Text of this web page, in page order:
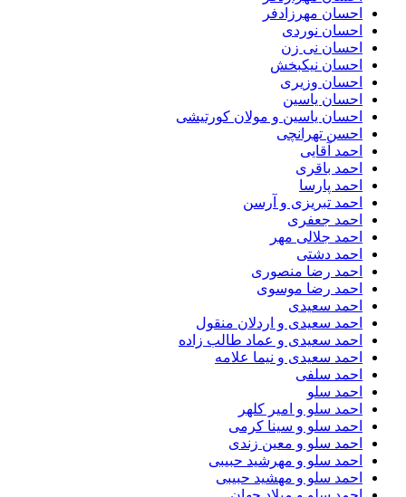
احسان مهرزادفر
احسان نوردی
احسان نی زن
احسان نیکبخش
احسان وزیری
احسان یاسین
احسان یاسین و مولان کورتیشی
احسن تهرانچی
احمد آقایی
احمد باقری
احمد پارسا
احمد تبریزی و آرسن
احمد جعفری
احمد جلالی مهر
احمد دشتی
احمد رضا منصوری
احمد رضا موسوی
احمد سعیدی
احمد سعیدی و اردلان منقول
احمد سعیدی و عماد طالب زاده
احمد سعیدی و نیما علامه
احمد سلفی
احمد سلو
احمد سلو و امیر کلهر
احمد سلو و سینا کرمی
احمد سلو و معین زندی
احمد سلو و مهرشید حبیبی
احمد سلو و مهشید حبیبی